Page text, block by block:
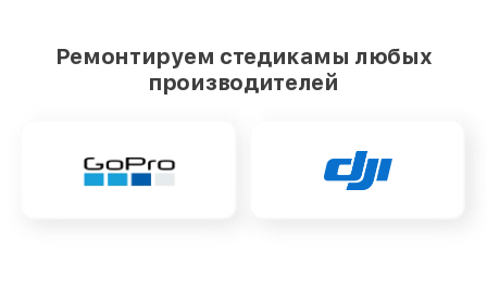
Ремонтируем стедикамы любых
производителей